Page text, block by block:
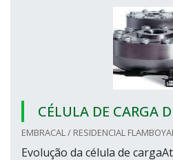
CÉLULA DE CARGA
EMBRACAL / RESIDENCIAL
Evolução da célula de